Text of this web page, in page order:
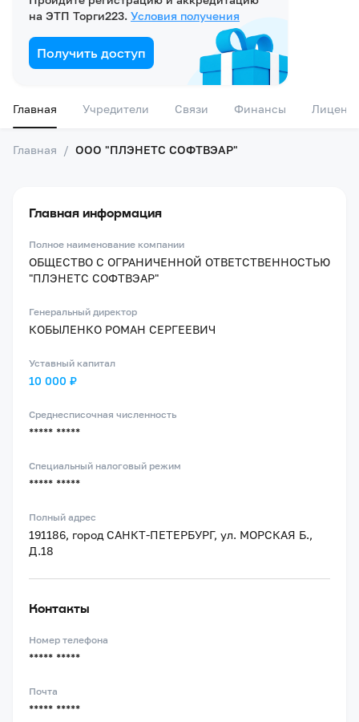
на ЭТП Торги223. Условия получения
Получить доступ
Главная Учредители Связи Финансы
Главная / ООО "ПЛЭНЕТС СОФТВЭАР"
Главная информация
Полное наименование компании
ОБЩЕСТВО С ОГРАНИЧЕННОЙ ОТВЕТСТВЕННОСТЬЮ
"ПЛЭНЕТС СОФТВЭАР"
Генеральный директор
КОБЫЛЕНКО РОМАН СЕРГЕЕВИЧ
Уставный капитал
10 000 ₽
Среднесписочная численность
***** *****
Специальный налоговый режим
***** *****
Полный адрес
191186, город САНКТ-ПЕТЕРБУРГ, ул. МОРСКАЯ Б.,
Д.18
Контакты
Номер телефона
***** *****
Почта
***** *****